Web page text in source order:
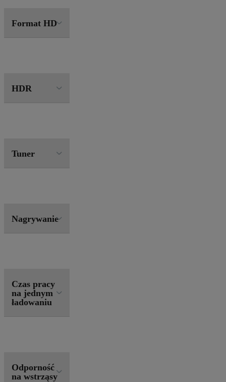
Format HD
HDR
Tuner
Nagrywanie
Czas pracy
na jednym
ładowaniu
Odporność
na wstrząsy